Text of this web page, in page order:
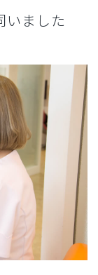
いました